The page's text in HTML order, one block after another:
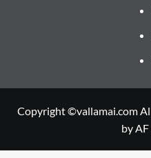
Copyright ©vallamai.com
by